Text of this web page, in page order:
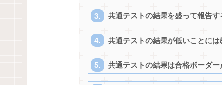
共通テストの結果を盛って報告
共通テストの結果が低いことに
共通テストの結果は合格ボーダ